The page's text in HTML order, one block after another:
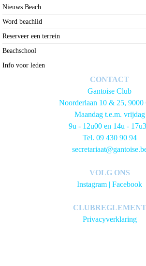
Nieuws Beach
Word beachlid
Reserveer een terrein
Beachschool
Info voor leden
CONTACT
Gantoise Club
Noorderlaan 10 & 25, 9000
Maandag t.e.m. vrijdag
9u - 12u00 en 14u -
Tel. 09 430 90 94
VOLG ONS
Instagram | Facebook
CLUBREGLEMENT
Privacyverklaring